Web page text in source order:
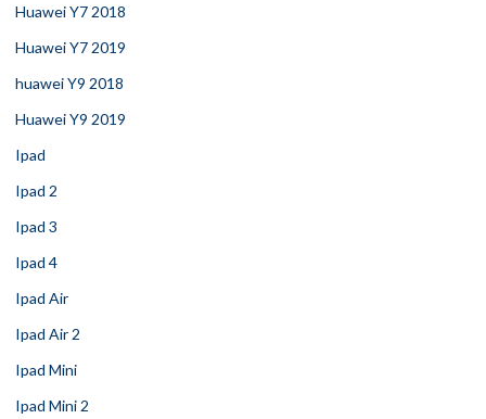
Huawei Y7 2018
Huawei Y7 2019
huawei Y9 2018
Huawei Y9 2019
Ipad
Ipad 2
Ipad 3
Ipad 4
Ipad Air
Ipad Air 2
Ipad Mini
Ipad Mini 2